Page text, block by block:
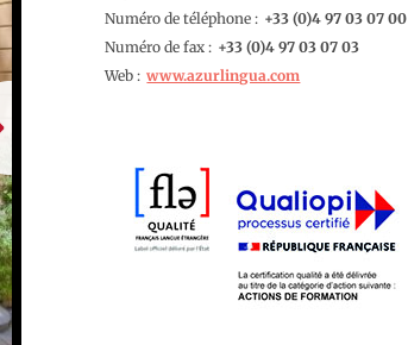
Numéro de téléphone
4 97 03 07 00
Numéro de fax
4 97 03 07 03
Web
www.azurlingua.com